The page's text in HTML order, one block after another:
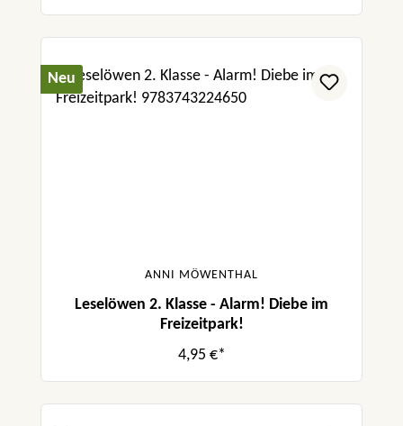
Neu
ANNI MÖWENTHAL
Leselöwen 2. Klasse - Alarm! Diebe im
Freizeitpark!
4,95 €*